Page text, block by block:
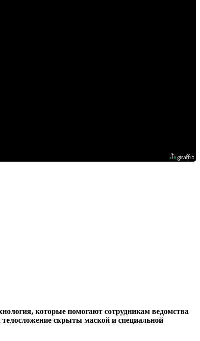
которые помогают сотрудникам ведомства
телосложение скрыты маской и специальной